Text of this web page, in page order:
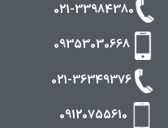
021-33984380
09353030668
021-36349376
09120755610